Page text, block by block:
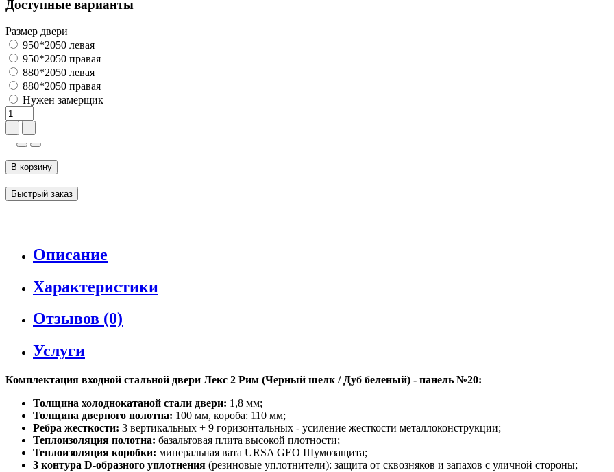
Доступные варианты
Размер двери
950*2050 левая
950*2050 правая
880*2050 левая
880*2050 правая
Нужен замерщик
В корзину
Быстрый заказ
Описание
Характеристики
Отзывов (0)
Услуги
Комплектация входной стальной двери Лекс 2 Рим (Черный шелк / Дуб беленый) - панель №20:
Толщина холоднокатаной стали двери: 1,8 мм;
Толщина дверного полотна: 100 мм, короба: 110 мм;
Ребра жесткости: 3 вертикальных + 9 горизонтальных - усиление жесткости металлоконструкции;
Теплоизоляция полотна: базальтовая плита высокой плотности;
Теплоизоляция коробки: минеральная вата URSA GEO Шумозащита;
3 контура D-образного уплотнения (резиновые уплотнители): защита от сквозняков и запахов с уличной стороны;